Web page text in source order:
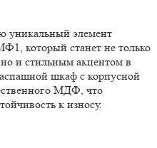
уникальный элемент
который станет не только
и стильным акцентом в
шкаф с корпусной
МДФ, что
к износу.